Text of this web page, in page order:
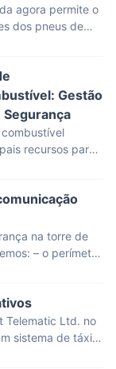
agora permite o
dos pneus de
A
integradora
finais.
a pressão e a
real, com […]
Gestão
recursos para
da sua
de
para
reduzir custos e
e
na torre de
– o perímetro
sísmicos que
de vigilância por
entradas
PILOT
[…]
Telematic Ltd. no
sistema de táxi
O